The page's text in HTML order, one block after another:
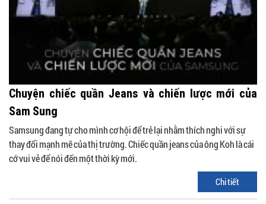
Chuyện chiếc quần Jeans và chiến lược mới của
Sam Sung
Samsung đang tự cho mình cơ hội để trẻ lại nhằm thích nghi với sự
thay đổi mạnh mẽ của thị trường. Chiếc quần jeans của ông Koh là cái
cớ vui vẻ để nói đến một thời kỳ mới.
Chi tiết